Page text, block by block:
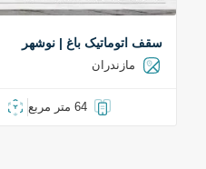
سقف اتوماتیک باغ | نوشهر
مازندران
64 متر مربع